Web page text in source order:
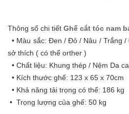
Thông số chi tiết Ghế cắt tóc nam
• Màu sắc: Đen / Đỏ / Nâu / Trắng
sở thích ( có thể orther )
• Chất liệu: Khung thép / Nệm Da
• Kích thước ghế: 123 x 65 x 70cm
• Khả năng tải trọng có thể: 186 kg
• Trọng lượng của ghế: 50 kg